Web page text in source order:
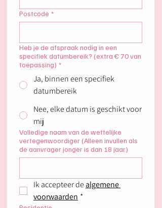
Postcode *
Heb je de afspraak nodig in een
specifiek datumbereik? (extra € 70 van
toepassing) *
Ja, binnen een specifiek
datumbereik
Nee, elke datum is geschikt voor
mij
Volledige naam van de wettelijke
vertegenwoordiger (Alleen invullen als
de aanvrager jonger is dan 18 jaar)
Ik accepteer de algemene
voorwaarden *